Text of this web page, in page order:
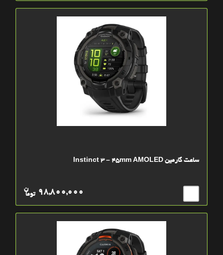
ساعت گارمین Instinct 3 – 45mm AMOLED
توما
ن 98,800,000